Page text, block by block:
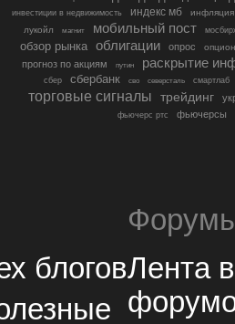
инвестиции в недвижимость индекс мб
инфляция
лукойл
магнит мобильный пост
обзор рынка облигации опрос
прогноз по акциям путин раскрытие
сбер сбербанк сво северсталь смартлаб
торговые сигналы трейдинг
фьючерс ртс фьючерсы
блоговЛента